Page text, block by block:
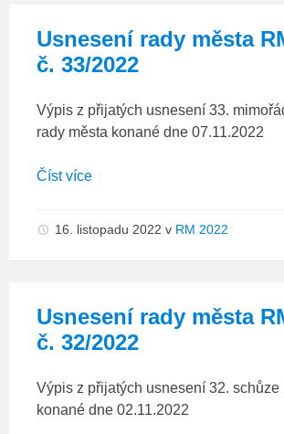
Usnesení rady města
č. 33/2022
Výpis z přijatých usnesení 33.
rady města konané dne 07.11.2022
Číst více
16. listopadu 2022 v RM 2022
Usnesení rady města
č. 32/2022
Výpis z přijatých usnesení 32. schůze
konané dne 02.11.2022